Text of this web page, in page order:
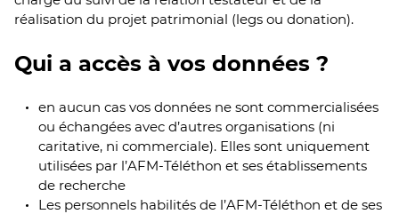
réalisation du projet patrimonial (legs ou donation).
Qui a accès à vos données ?
en aucun cas vos données ne sont commercialisées
ou échangées avec d’autres organisations (ni
caritative, ni commerciale). Elles sont uniquement
utilisées par l’AFM-Téléthon et ses établissements
de recherche
Les personnels habilités de l’AFM-Téléthon et de ses